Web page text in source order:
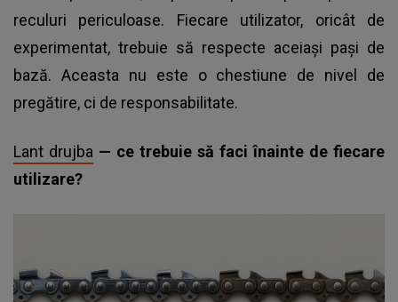
reculuri periculoase. Fiecare utilizator, oricât de
experimentat, trebuie să respecte aceiași pași de
bază. Aceasta nu este o chestiune de nivel de
pregătire, ci de responsabilitate.
Lant drujba — ce trebuie să faci înainte de fiecare
utilizare?